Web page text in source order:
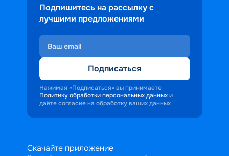
Подпишитесь на рассылку с
лучшими предложениями
Подписаться
Нажимая «Подписаться» вы принимаете
Политику обработки персональных данных и
даёте согласие на обработку ваших данных
Скачайте приложение